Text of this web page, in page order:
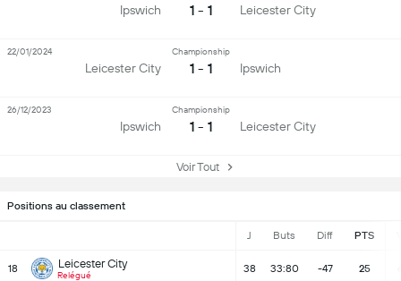
Positions au classement
J Buts Diff PTS
18 Leicester City
Relégué
38 33:80 -47 25
Ipswich 1 - 1 Leicester City
Leicester City
Championship
1 - 1 Ipswich
22/01/2024
Ipswich
Championship
1 - 1 Leicester City
26/12/2023
Voir Tout